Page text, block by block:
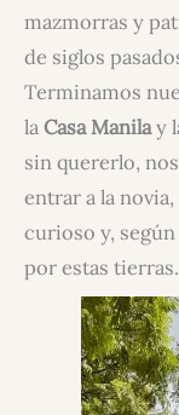
mazmorras y
de siglos
Terminamos
la Casa Manilay
sin quererlo,
entrar a la
curioso y,
por estas tierras.